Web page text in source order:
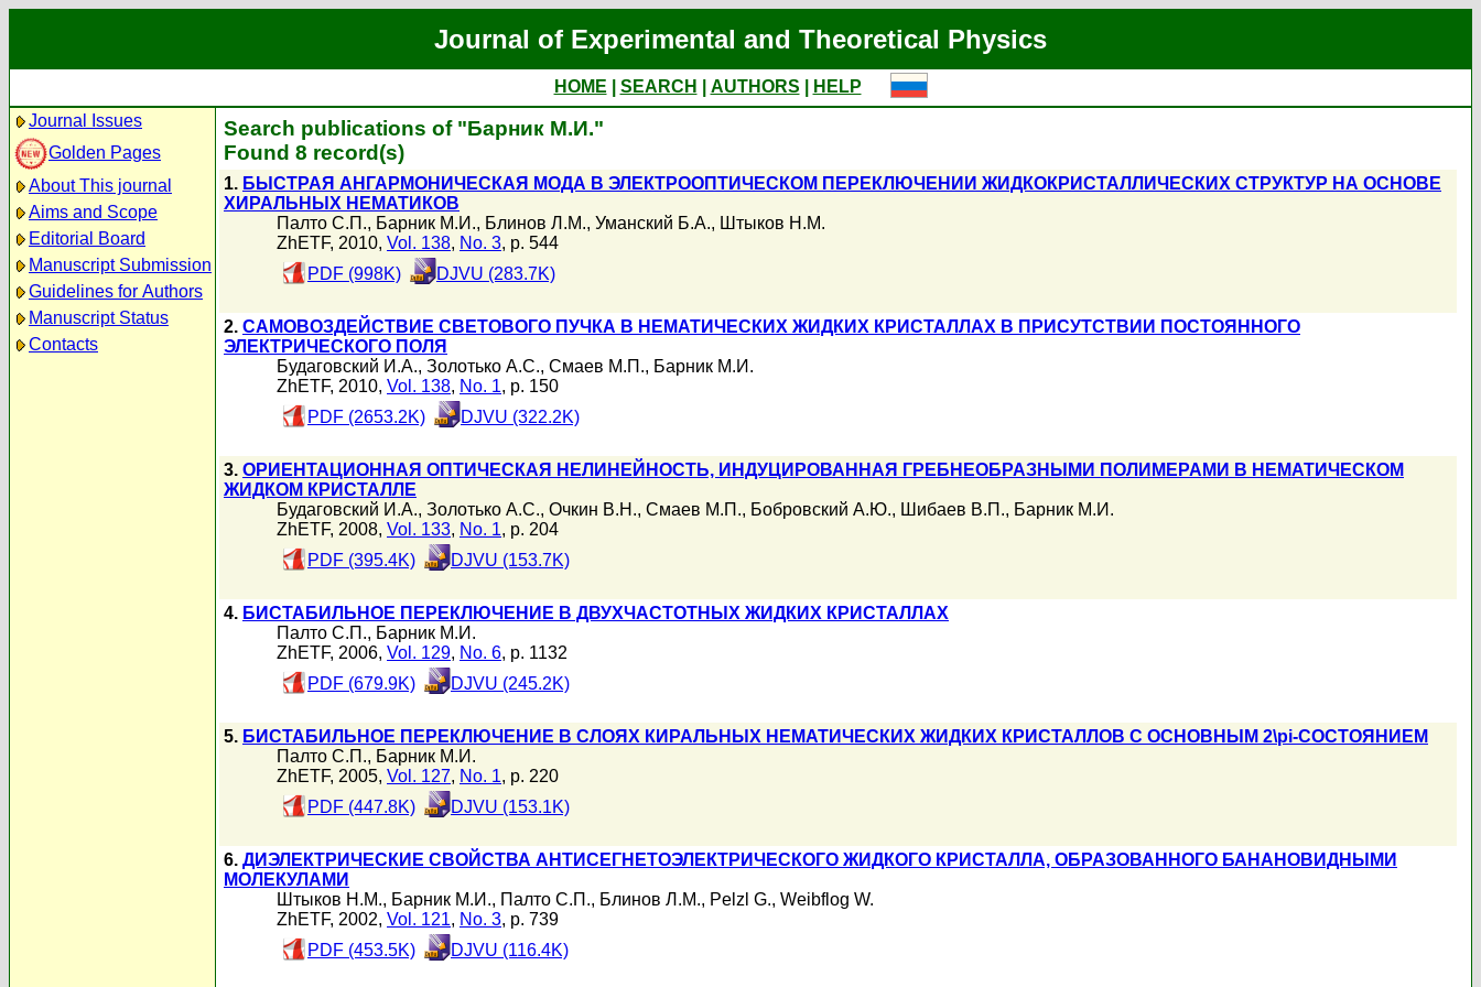
Journal of Experimental and Theoretical Physics
HOME SEARCH AUTHORS
HELP
Journal Issues
Golden Pages
About This journal
Aims and Scope
Editorial Board
Manuscript Submission
Guidelines for Authors
Manuscript Status
Contacts
Search publications of "Барник М.И."
Found 8 record(s)
1. БЫСТРАЯ АНГАРМОНИЧЕСКАЯ МОДА В ЭЛЕКТРООПТИЧЕСКОМ ПЕРЕКЛЮЧЕНИИ ЖИДКОКРИСТАЛЛИЧЕСКИХ СТРУКТУР НА ОСНОВЕ
ХИРАЛЬНЫХ НЕМАТИКОВ
Палто С.П., Барник М.И., Блинов Л.М., Уманский Б.А., Штыков Н.М.
ZhETF, 2010, Vol. 138, No. 3, p. 544
PDF (998K)
DJVU (283.7K)
2. САМОВОЗДЕЙСТВИЕ СВЕТОВОГО ПУЧКА В НЕМАТИЧЕСКИХ ЖИДКИХ КРИСТАЛЛАХ В ПРИСУТСТВИИ ПОСТОЯННОГО
ЭЛЕКТРИЧЕСКОГО ПОЛЯ
Будаговский И.А., Золотько А.С., Смаев М.П., Барник М.И.
ZhETF, 2010, Vol. 138, No. 1, p. 150
PDF (2653.2K)
DJVU (322.2K)
3. ОРИЕНТАЦИОННАЯ ОПТИЧЕСКАЯ НЕЛИНЕЙНОСТЬ, ИНДУЦИРОВАННАЯ ГРЕБНЕОБРАЗНЫМИ ПОЛИМЕРАМИ В НЕМАТИЧЕСКОМ
ЖИДКОМ КРИСТАЛЛЕ
Будаговский И.А., Золотько А.С., Очкин В.Н., Смаев М.П., Бобровский А.Ю., Шибаев В.П., Барник М.И.
ZhETF, 2008, Vol. 133, No. 1, p. 204
PDF (395.4K)
DJVU (153.7K)
4. БИСТАБИЛЬНОЕ ПЕРЕКЛЮЧЕНИЕ В ДВУХЧАСТОТНЫХ ЖИДКИХ КРИСТАЛЛАХ
Палто С.П., Барник М.И.
ZhETF, 2006, Vol. 129, No. 6, p. 1132
PDF (679.9K)
DJVU (245.2K)
5. БИСТАБИЛЬНОЕ ПЕРЕКЛЮЧЕНИЕ В СЛОЯХ КИРАЛЬНЫХ НЕМАТИЧЕСКИХ ЖИДКИХ КРИСТАЛЛОВ С ОСНОВНЫМ 2\pi-СОСТОЯНИЕМ
Палто С.П., Барник М.И.
ZhETF, 2005, Vol. 127, No. 1, p. 220
PDF (447.8K)
DJVU (153.1K)
6. ДИЭЛЕКТРИЧЕСКИЕ СВОЙСТВА АНТИСЕГНЕТОЭЛЕКТРИЧЕСКОГО ЖИДКОГО КРИСТАЛЛА, ОБРАЗОВАННОГО БАНАНОВИДНЫМИ
МОЛЕКУЛАМИ
Штыков Н.М., Барник М.И., Палто С.П., Блинов Л.М., Pelzl G., Weibflog W.
ZhETF, 2002, Vol. 121, No. 3, p. 739
PDF (453.5K)
DJVU (116.4K)